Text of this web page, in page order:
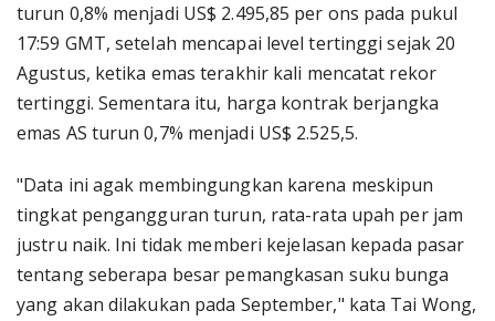
turun 0,8% menjadi US$ 2.495,85 per ons pada pukul
17:59 GMT, setelah mencapai level tertinggi sejak 20
Agustus, ketika emas terakhir kali mencatat rekor
tertinggi. Sementara itu, harga kontrak berjangka
emas AS turun 0,7% menjadi US$ 2.525,5.
"Data ini agak membingungkan karena meskipun
tingkat pengangguran turun, rata-rata upah per jam
justru naik. Ini tidak memberi kejelasan kepada pasar
tentang seberapa besar pemangkasan suku bunga
yang akan dilakukan pada September," kata Tai Wong,